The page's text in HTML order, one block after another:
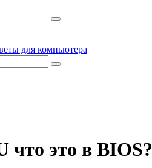
что это в BIOS?